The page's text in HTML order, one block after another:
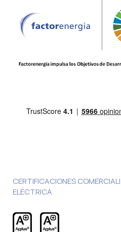
CERTIFICACIONES
ELÉCTRICA